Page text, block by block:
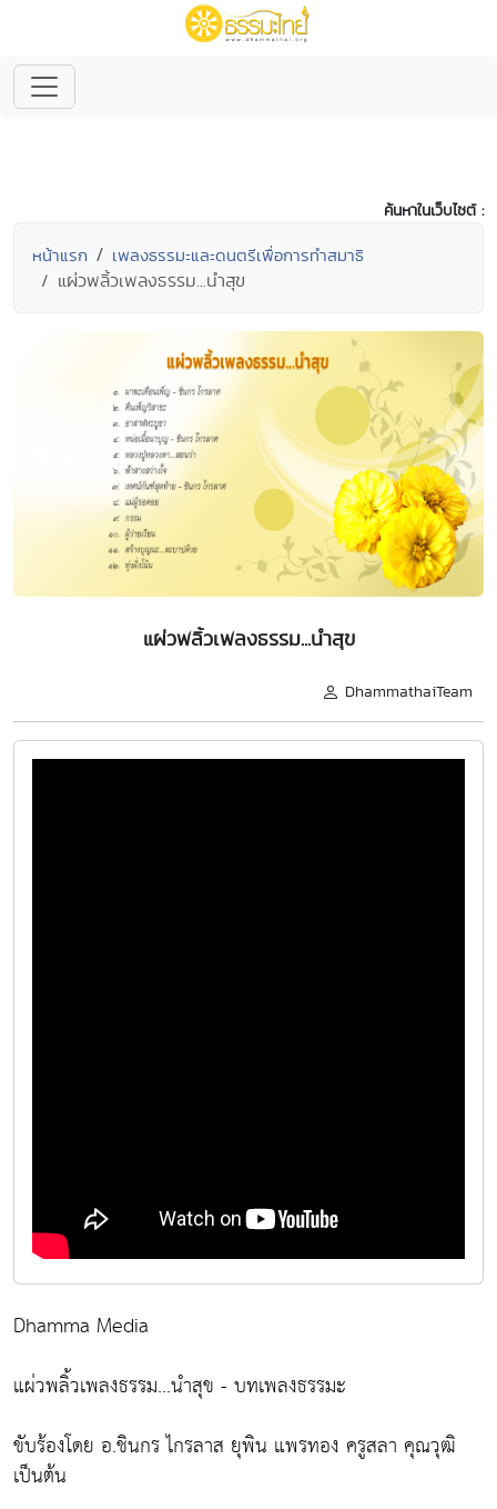
ค้นหาในเว็บไซต์ :
หน้าแรก เพลงธรรมะและดนตรีเพื่อการทำสมาธิ
แผ่วพลิ้วเพลงธรรม...นำสุข
แผ่วพลิ้วเพลงธรรม...นำสุข
DhammathaiTeam
Dhamma Media
แผ่วพลิ้วเพลงธรรม...นำสุข - บทเพลงธรรมะ
ขับร้องโดย อ.ชินกร ไกรลาส ยุพิน แพรทอง ครูสลา คุณวุฒิ
เป็นต้น